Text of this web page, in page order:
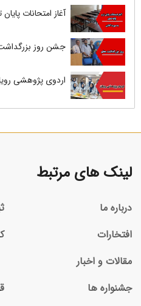
آغاز امتحانات
جشن روز
اردوی پژوهشی
لینک های مرتبط
درباره ما
افتخارات
مقالات و اخبار
جشنواره ها